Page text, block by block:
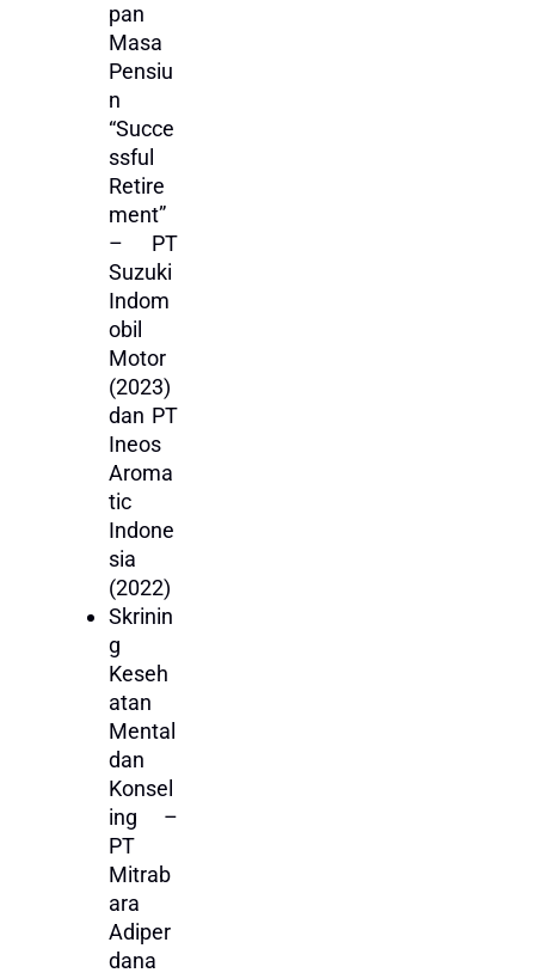
pan
Masa
Pensiu
n
“Succe
ssful
Retire
ment”
– PT
Suzuki
Indom
obil
Motor
(2023)
dan PT
Ineos
Aroma
tic
Indone
sia
(2022)
Skrinin
g
Keseh
atan
Mental
dan
Konsel
ing –
PT
Mitrab
ara
Adiper
dana